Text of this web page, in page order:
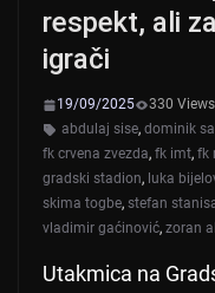
respekt, ali
igrači
19/09/2025
330 Views
abdulaj sise, dominik
fk crvena zvezda, fk imt, fk
gradski stadion, luka
skima togbe, stefan
vladimir gaćinović, zoran
Utakmica na